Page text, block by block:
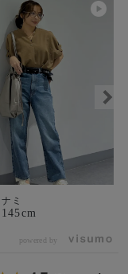
ナミ
145cm
powered by